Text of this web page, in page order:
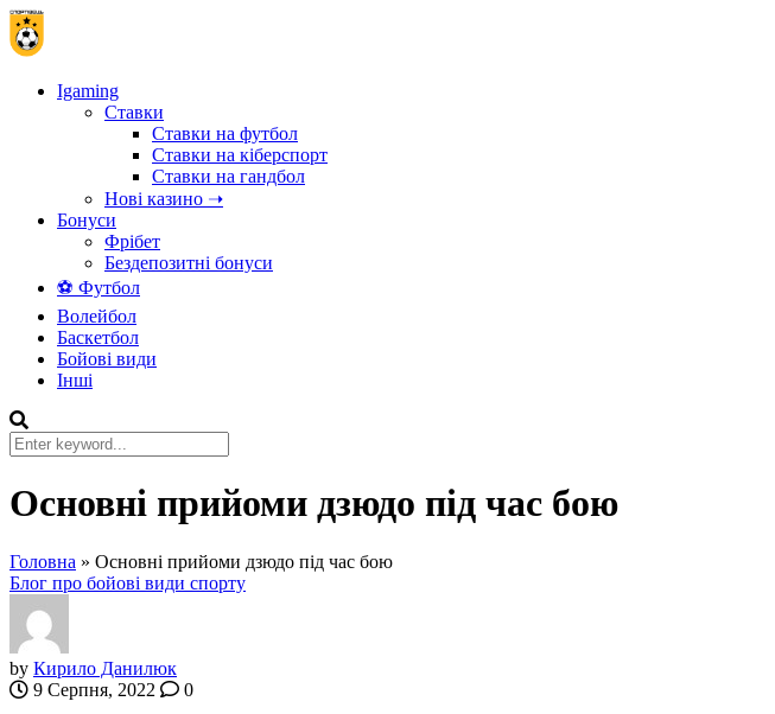
Igaming
Ставки
Ставки на футбол
Ставки на кіберспорт
Ставки на гандбол
Нові казино ➝
Бонуси
Фрібет
Бездепозитні бонуси
⚽ Футбол
Волейбол
Баскетбол
Бойові види
Інші
Основні прийоми дзюдо під час бою
Головна » Основні прийоми дзюдо під час бою
Блог про бойові види спорту
by Кирило Данилюк
9 Серпня, 2022
0